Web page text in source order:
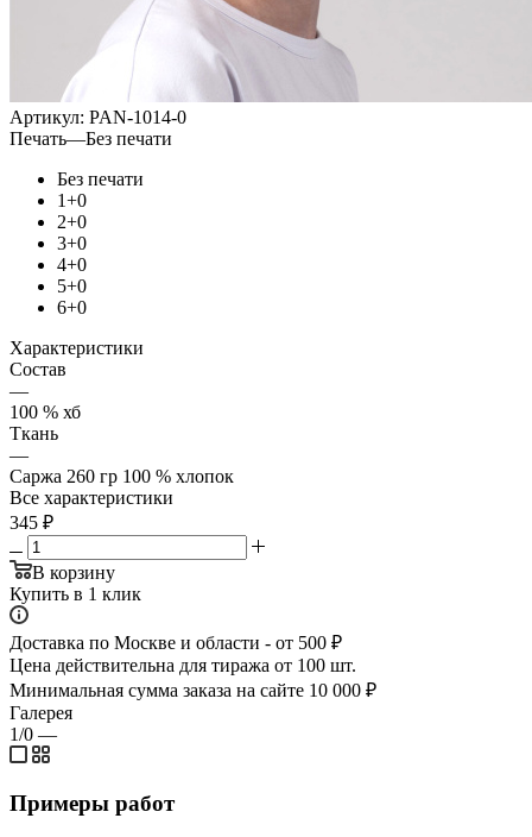
Артикул: PAN-1014-0
Печать—Без печати
Без печати
1+0
2+0
3+0
4+0
5+0
6+0
Характеристики
Состав
—
100 % хб
Ткань
—
Саржа 260 гр 100 % хлопок
Все характеристики
345 ₽
В корзину
Купить в 1 клик
Доставка по Москве и области - от 500 ₽
Цена действительна для тиража от 100 шт.
Минимальная сумма заказа на сайте 10 000 ₽
Галерея
1/0 —
Примеры работ